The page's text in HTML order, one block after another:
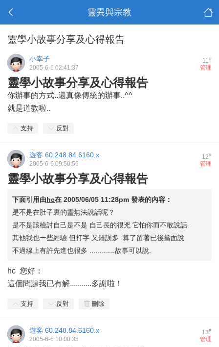
靈異與宗教
靈學小故事分享及心得報告
11#
小幸子
管理
2005-6-6 02:41:37
靈學小故事分享及心得報告
你辦事的方式..還真像傳統的辦事..^^
就是道教啦..
支持 反對
12#
遊客 60.248.84.6160.x
管理
2005-6-6 09:50:56
靈學小故事分享及心得報告
下面引用由hc在 2005/06/05 11:28pm 發表的內容：
是不是在肚子裏的靈無法說話呢？
是不是該檢討自己是不是 自己長的很兇 它怕你而不敢說話.
其他我也一些經驗 但打字 又錯誤多 算了留著已後當面說
不過線上有許先進也很多 .............故事可以說.
hc 您好：
這個問題我已有解...........多謝啦！
支持 反對 刪除
13#
遊客 60.248.84.6160.x
管理
2005-6-6 10:00:35